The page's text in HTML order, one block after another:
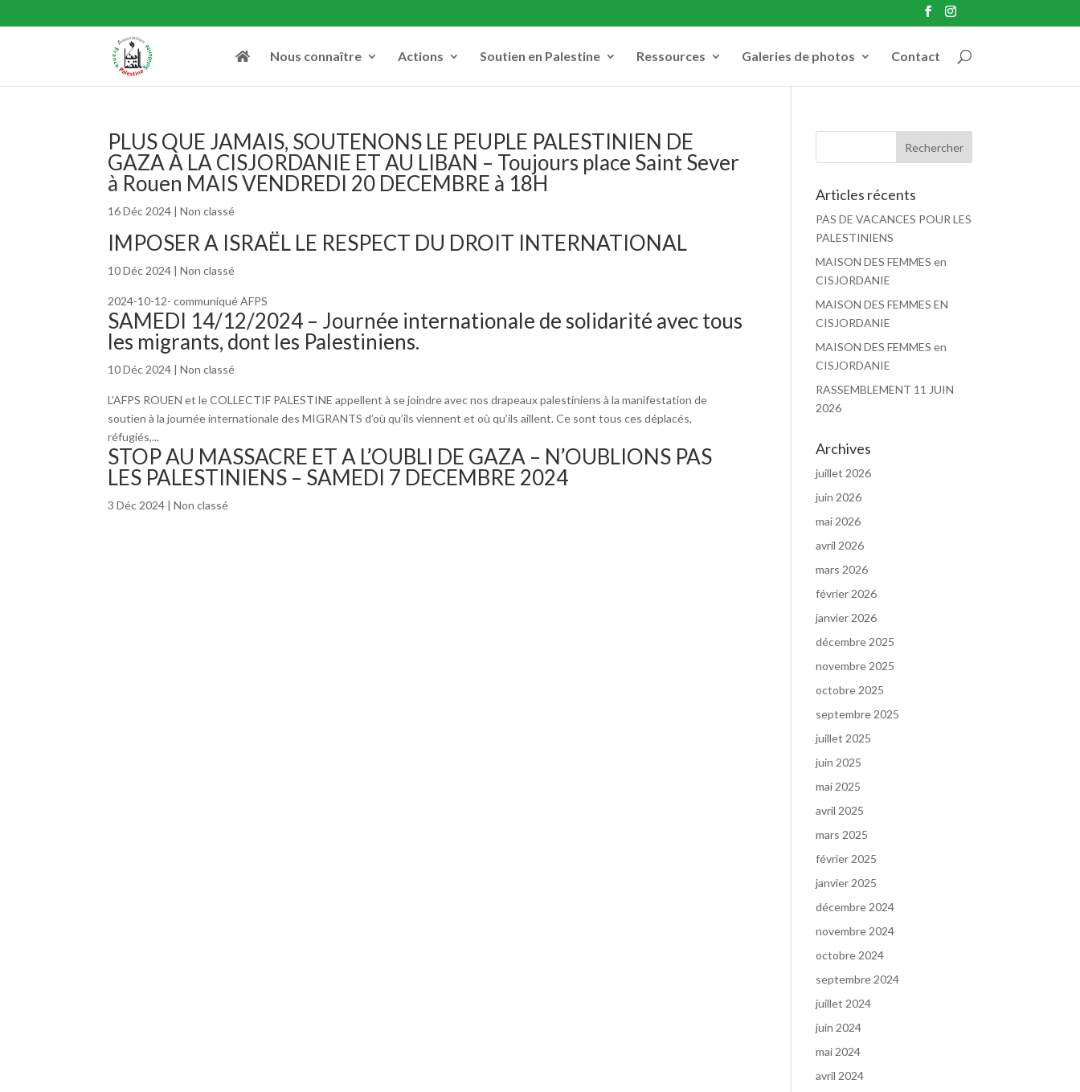
Nous connaître Actions Soutien en Palestine Ressources Galeries de photos Contact
PLUS QUE JAMAIS, SOUTENONS LE PEUPLE PALESTINIEN DE
GAZA A LA CISJORDANIE ET AU LIBAN – Toujours place Saint Sever
à Rouen MAIS VENDREDI 20 DECEMBRE à 18H
16 Déc 2024 |Non classé
IMPOSER A ISRAËL LE RESPECT DU DROIT INTERNATIONAL
10 Déc 2024 |Non classé
2024-10-12- communiqué AFPS
SAMEDI 14/12/2024 – Journée internationale de solidarité avec tous
les migrants, dont les Palestiniens.
10 Déc 2024 |Non classé
L’AFPS ROUEN et le COLLECTIF PALESTINE appellent à se joindre avec nos drapeaux palestiniens à la manifestation de
soutien à la journée internationale des MIGRANTS d’où qu’ils viennent et où qu’ils aillent. Ce sont tous ces déplacés,
réfugiés,...
STOP AU MASSACRE ET A L’OUBLI DE GAZA – N’OUBLIONS PAS
LES PALESTINIENS – SAMEDI 7 DECEMBRE 2024
3 Déc 2024 |Non classé
Articles récents
PAS DE VACANCES POUR LES
PALESTINIENS
MAISON DES FEMMES en
CISJORDANIE
MAISON DES FEMMES EN
CISJORDANIE
MAISON DES FEMMES en
CISJORDANIE
RASSEMBLEMENT 11 JUIN
2026
Archives
juillet 2026
juin 2026
mai 2026
avril 2026
mars 2026
février 2026
janvier 2026
décembre 2025
novembre 2025
octobre 2025
septembre 2025
juillet 2025
juin 2025
mai 2025
avril 2025
mars 2025
février 2025
janvier 2025
décembre 2024
novembre 2024
octobre 2024
septembre 2024
juillet 2024
juin 2024
mai 2024
avril 2024